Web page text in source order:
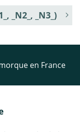
_N2_, _N3_)
en France